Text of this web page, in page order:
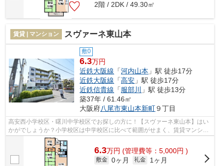
2階 / 2DK / 49.30㎡
賃貸 | マンション スヴァーネ東山本
敷0
6.3万円
近鉄大阪線 「河内山本 」駅 徒歩17分
近鉄大阪線 「高安 」駅 徒歩17分
近鉄信貴線 「服部川
」駅 徒歩13分
築37年 / 61.46㎡
大阪府八尾市東山本新町９丁目
高安西小学校区・曙川中学校区でお探しの方に！【スヴァーネ東山本】はい
かがでしょうか？小学校区は中学校区に比べて範囲がせまく、賃貸マンショ
ン自体も数が限られますので、お早め...
6.3万円 (管理費等：5,000円 )
敷金 0ヶ月 礼金
1ヶ月